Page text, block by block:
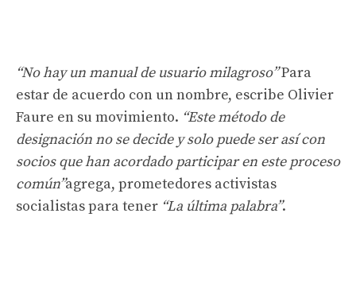
“No hay un manual de usuario milagroso”Para
estar de acuerdo con un nombre, escribe Olivier
Faure en su movimiento. “Este método de
designación no se decide y solo puede ser así con
socios que han acordado participar en este proceso
común”agrega, prometedores activistas
socialistas para tener “La última palabra”.